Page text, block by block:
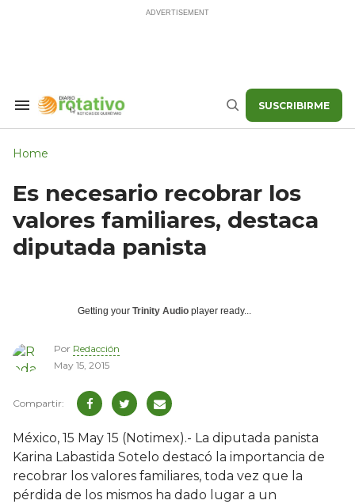
Search
Buscar SUSCRIBIRME
Home
Es necesario recobrar los
valores familiares, destaca
diputada panista
Getting your Trinity Audio player ready...
Por Redacción
May 15, 2015
México, 15 May 15 (Notimex).- La diputada panista
Karina Labastida Sotelo destacó la importancia de
recobrar los valores familiares, toda vez que la
pérdida de los mismos ha dado lugar a un